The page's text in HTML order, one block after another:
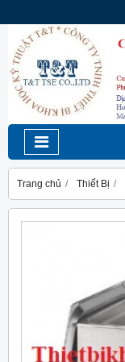
Trang chủ Thiết Bị